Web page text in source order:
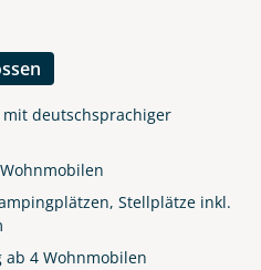
deutschsprachiger
Stellplätze inkl.
4 Wohnmobilen